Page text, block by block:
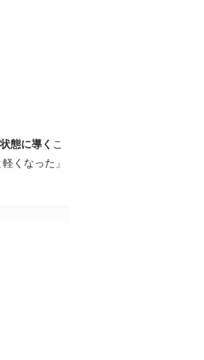
態に導く こ
くなった」